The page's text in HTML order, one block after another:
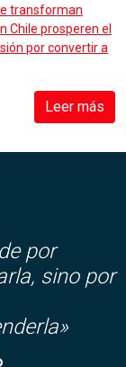
transforman
Chile prosperen el
por convertir a
Leer más
por
sino por